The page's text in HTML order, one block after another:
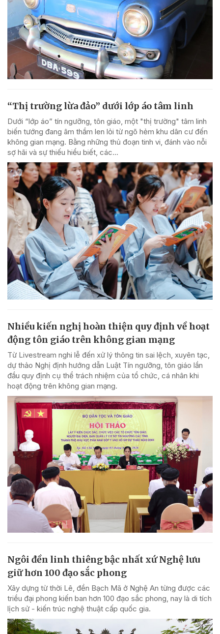
“Thị trường lừa đảo” dưới lớp áo tâm linh
Dưới “lớp áo” tín ngưỡng, tôn giáo, một "thị trường" tâm linh
biến tướng đang âm thầm len lỏi từ ngõ hẻm khu dân cư đến
không gian mạng. Bằng những thủ đoạn tinh vi, đánh vào nỗi
sợ hãi và sự thiếu hiểu biết, các...
Nhiều kiến nghị hoàn thiện quy định về hoạt
động tôn giáo trên không gian mạng
Từ Livestream nghi lễ đến xử lý thông tin sai lệch, xuyên tạc,
dự thảo Nghị định hướng dẫn Luật Tín ngưỡng, tôn giáo lần
đầu quy định cụ thể trách nhiệm của tổ chức, cá nhân khi
hoạt động trên không gian mạng.
Ngôi đền linh thiêng bậc nhất xứ Nghệ lưu
giữ hơn 100 đạo sắc phong
Xây dựng từ thời Lê, đền Bạch Mã ở Nghệ An từng được các
triều đại phong kiến ban hơn 100 đạo sắc phong, nay là di tích
lịch sử - kiến trúc nghệ thuật cấp quốc gia.